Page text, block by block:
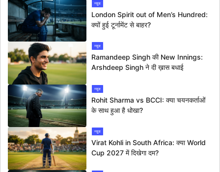
न्यूज
London Spirit out of Men’s Hundred:
क्यों हुई टूर्नामेंट से बाहर?
न्यूज
Ramandeep Singh की New Innings:
Arshdeep Singh ने दी ख़ास बधाई
न्यूज
Rohit Sharma vs BCCI: क्या चयनकर्ताओं
के साथ हुआ है धोखा?
न्यूज
Virat Kohli in South Africa: क्या World
Cup 2027 में दिखेगा दम?